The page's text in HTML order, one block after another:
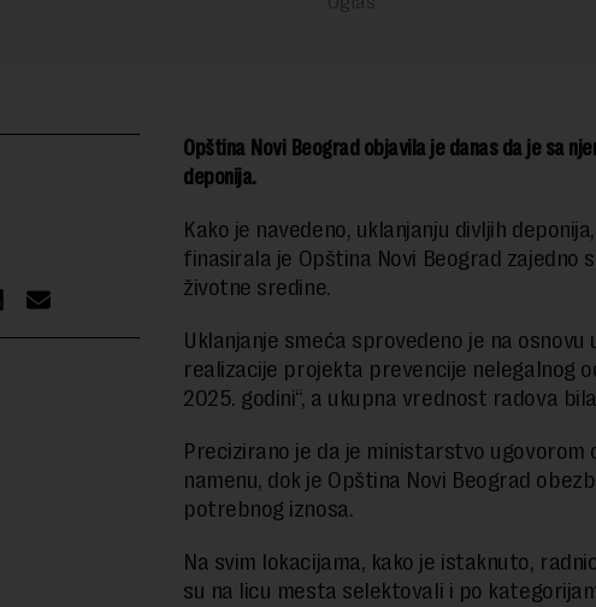
Opština Novi Beograd objavila je danas da je sa
deponija.
Kako je navedeno, uklanjanju divljih
finasirala je Opština Novi Beograd zajedno
životne sredine.
Uklanjanje smeća sprovedeno je na osnovu
realizacije projekta prevencije nelegalnog
2025. godini“, a ukupna vrednost radova
Precizirano je da je ministarstvo ugovorom
namenu, dok je Opština Novi Beograd
potrebnog iznosa.
Na svim lokacijama, kako je istaknuto,
su na licu mesta selektovali i po